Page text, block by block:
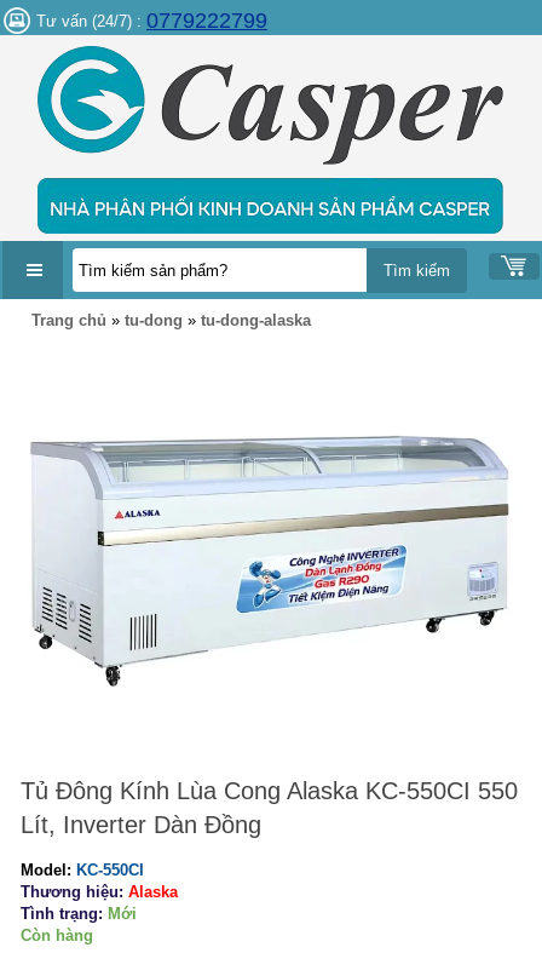
Tư vấn (24/7) : 0779222799
DANH
Trang chủ » tu-dong » tu-dong-alaska
Tủ Đông Kính Lùa Cong Alaska KC-550CI 550
Lít, Inverter Dàn Đồng
Model: KC-550CI
Thương hiệu: Alaska
Tình trạng: Mới
Còn hàng